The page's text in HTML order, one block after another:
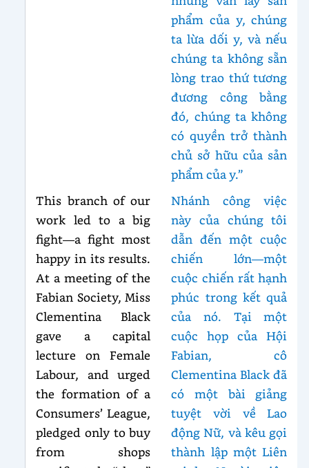
phẩm của y, chúng
ta lừa dối y, và nếu
chúng ta không sẵn
lòng trao thứ tương
đương công bằng
đó, chúng ta không
có quyền trở thành
chủ sở hữu của sản
phẩm của y.”
This branch of our
work led to a big
fight—a fight most
happy in its results.
At a meeting of the
Fabian Society, Miss
Clementina Black
gave a capital
lecture on Female
Labour, and urged
the formation of a
Consumers’ League,
pledged only to buy
from shops
Nhánh công việc
này của chúng tôi
dẫn đến một cuộc
chiến lớn—một
cuộc chiến rất hạnh
phúc trong kết quả
của nó. Tại một
cuộc họp của Hội
Fabian, cô
Clementina Black đã
có một bài giảng
tuyệt vời về Lao
động Nữ, và kêu gọi
thành lập một Liên